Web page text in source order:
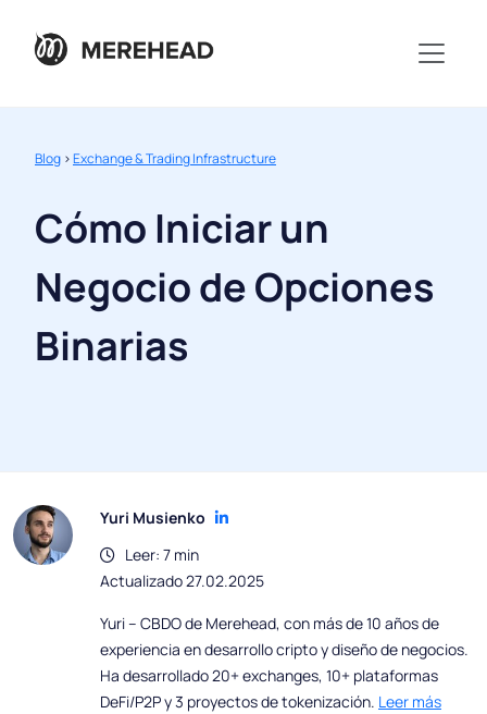
Blog >Exchange & Trading Infrastructure
Cómo Iniciar un
Negocio de Opciones
Binarias
Yuri Musienko
Leer: 7 min
Actualizado 27.02.2025
Yuri – CBDO de Merehead, con más de 10 años de
experiencia en desarrollo cripto y diseño de negocios.
Ha desarrollado 20+ exchanges, 10+ plataformas
DeFi/P2P y 3 proyectos de tokenización. Leer más